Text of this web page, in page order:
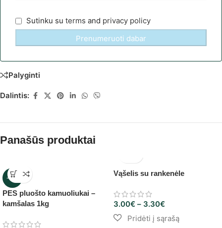
Sutinku su terms and privacy policy
Palyginti
Dalintis:
Panašūs produktai
-12%
PES pluošto kamuoliukai –
kamšalas 1kg
Vąšelis su rankenėle
3.00€ – 3.30€